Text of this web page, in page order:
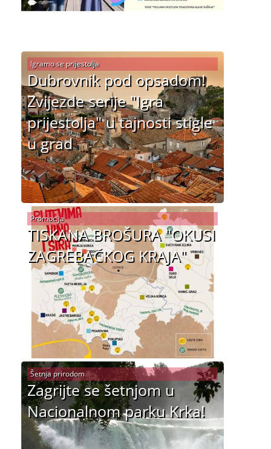
Dubrovnik pod opsadom!
Zvijezde serije "Igra
prijestolja" u tajnosti stigle
u grad
Igramo se prijestolja
TISKANA BROŠURA "OKUSI
ZAGREBAČKOG KRAJA"
Promocija
Zagrijte se šetnjom u
Nacionalnom parku Krka!
Šetnja prirodom